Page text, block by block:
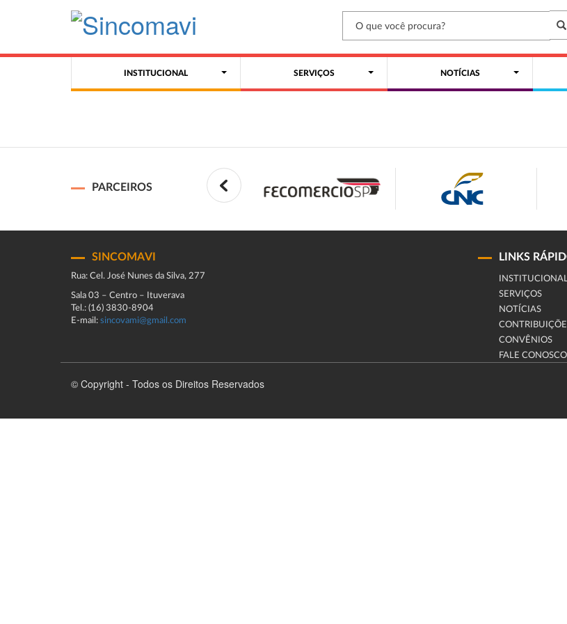
INSTITUCIONAL SERVIÇOS NOTÍCIAS
PARCEIROS
SINCOMAVI
Rua: Cel. José Nunes da Silva, 277
Sala 03 – Centro – Ituverava
Tel.: (16) 3830-8904
E-mail: sincovami@gmail.com
LINKS
SERVIÇOS
NOTÍCIAS
CONVÊNIOS
FALE CONOSCO
© Copyright - Todos os Direitos Reservados